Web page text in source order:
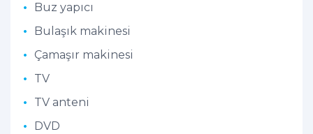
Buz yapıcı
Bulaşık makinesi
Çamaşır makinesi
TV
TV anteni
DVD